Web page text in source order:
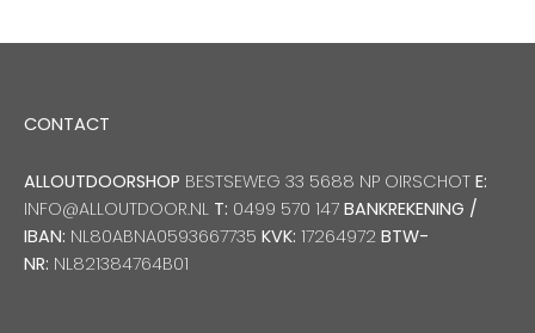
CONTACT
ALLOUTDOORSHOP BESTSEWEG 33 5688 NP OIRSCHOT E:
INFO@ALLOUTDOOR.NL T: 0499 570 147 BANKREKENING /
IBAN: NL80ABNA0593667735 KVK: 17264972 BTW-
NR: NL821384764B01